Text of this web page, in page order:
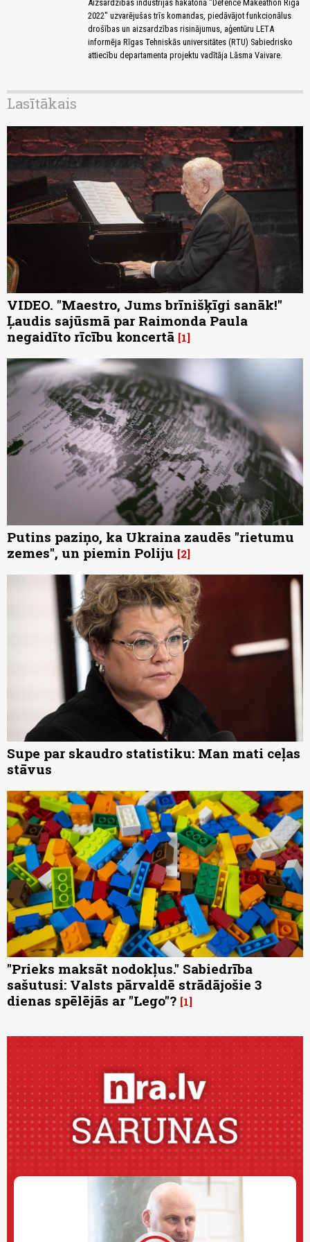
Aizsardzības industrijas hakatonā "Defence Makeathon Riga
2022" uzvarējušas trīs komandas, piedāvājot funkcionālus
drošības un aizsardzības risinājumus, aģentūru LETA
informēja Rīgas Tehniskās universitātes (RTU) Sabiedrisko
attiecību departamenta projektu vadītāja Lāsma Vaivare.
Lasītākais
VIDEO. "Maestro, Jums brīnišķīgi sanāk!"
Ļaudis sajūsmā par Raimonda Paula
negaidīto rīcību koncertā 1
Putins paziņo, ka Ukraina zaudēs "rietumu
zemes", un piemin Poliju 2
Supe par skaudro statistiku: Man mati ceļas
stāvus
"Prieks maksāt nodokļus." Sabiedrība
sašutusi: Valsts pārvaldē strādājošie 3
dienas spēlējās ar "Lego"? 1